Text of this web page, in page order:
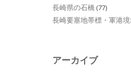
長崎県の石橋 (77)
長崎要塞地帯標・軍港
アーカイブ